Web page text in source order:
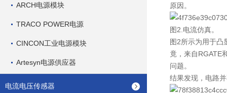
ARCH电源模块
TRACO POWER电源
CINCON工业电源模块
Artesyn电源供应器
电流电压传感器
原因。
图2.电流仿真。
图2所示为用于凸
竟，来自RGATE
问题。
结果发现，电路